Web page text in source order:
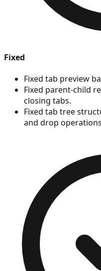
Fixed
Fixed tab preview
Fixed parent-child
closing tabs.
Fixed tab tree
and drop